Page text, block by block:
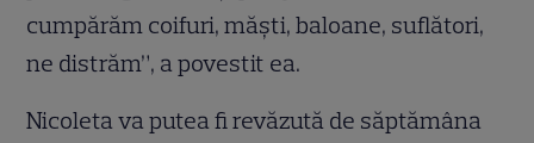
cumpărăm coifuri, măşti, baloane, suflători,
ne distrăm”, a povestit ea.
Nicoleta va putea fi revăzută de săptămâna